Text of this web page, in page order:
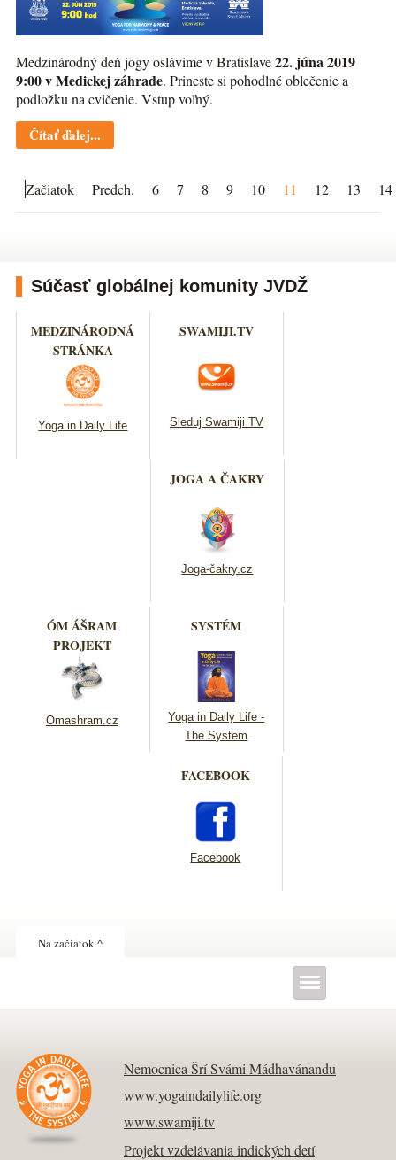
Medzinárodný deň jogy oslávime v Bratislave22. júna 2019
9:00 v Medickej záhrade. Prineste si pohodlné oblečenie a
podložku na cvičenie. Vstup voľný.
Čítať ďalej...
Začiatok Predch. 6 7 8 9 10 11 12 13 14
Súčasť globálnej komunity JVDŽ
MEDZINÁRODNÁ
STRÁNKA
Yoga in Daily Life
SWAMIJI.TV
Sleduj Swamiji TV
JOGA A ČAKRY
Joga-čakry.cz
ÓM ÁŠRAM
PROJEKT
Omashram.cz
SYSTÉM
Yoga in Daily Life -
The System
FACEBOOK
Facebook
Na začiatok ^
Nemocnica Šrí Svámi Mádhavánandu
www.yogaindailylife.org
www.swamiji.tv
Projekt vzdelávania indických detí